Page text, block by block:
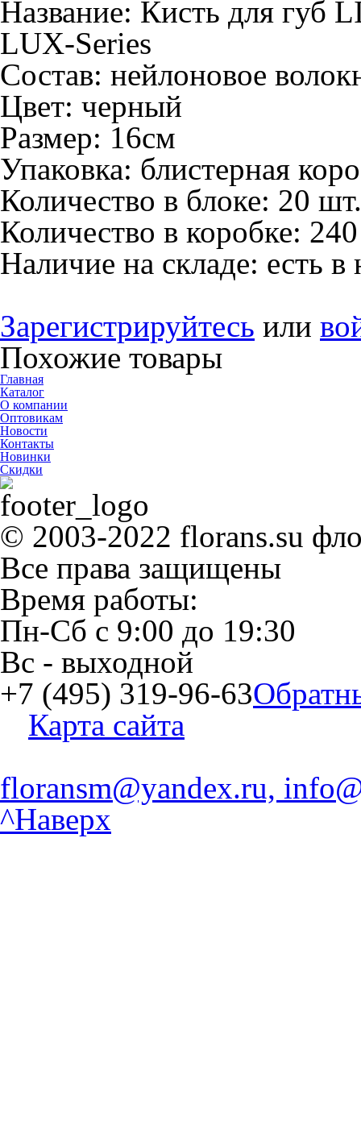
Название: Кисть для губ
LUX-Series
Состав: нейлоновое
Цвет: черный
Размер: 16см
Упаковка: блистерная
Количество в блоке: 20 шт.
Количество в коробке:
Наличие на складе: есть в
Зарегистрируйтесь или
Похожие товары
Главная
Каталог
О компании
Оптовикам
Новости
Контакты
Новинки
Скидки
© 2003-2022 florans.su
Все права защищены
Время работы:
Пн-Сб с 9:00 до 19:30
Вс - выходной
+7 (495) 319-96-63
Карта сайта
floransm@yandex.ru,
^Наверх